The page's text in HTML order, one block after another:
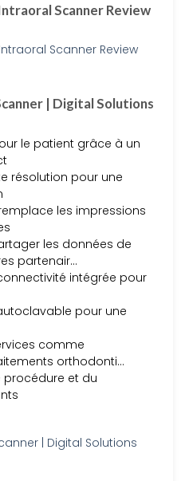
Scanner Review
| Digital Solutions
le patient grâce à un
résolution pour une
les impressions
les données de
partenair…
intégrée pour
pour une
comme
orthodonti…
procédure et du